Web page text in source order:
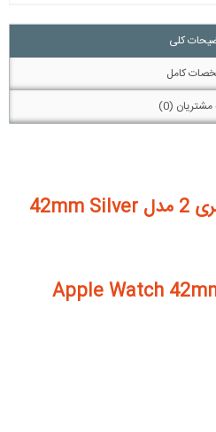
کلی
کامل
(0)
ساعت هوشمند اپل سری 2 مدل 42mm Silver
Apple Watch